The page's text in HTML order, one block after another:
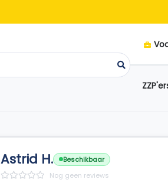
Astrid H.
Beschikbaar
Nog geen reviews